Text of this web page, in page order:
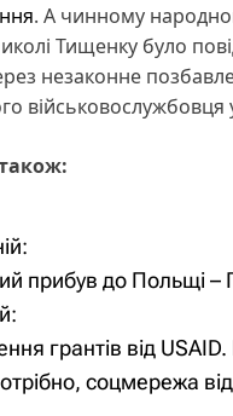
. А чинному
Тищенку було
незаконне
військовослужбовця
прибув до Польщі –
грантів від
соцмережа